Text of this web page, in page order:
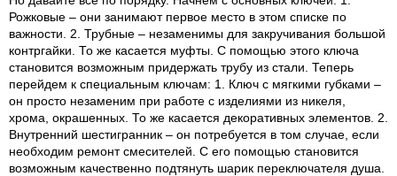
Рожковые – они занимают первое место в этом списке по
важности. 2. Трубные – незаменимы для закручивания большой
контргайки. То же касается муфты. С помощью этого ключа
становится возможным придержать трубу из стали. Теперь
перейдем к специальным ключам: 1. Ключ с мягкими губками –
он просто незаменим при работе с изделиями из никеля,
хрома, окрашенных. То же касается декоративных элементов. 2.
Внутренний шестигранник – он потребуется в том случае, если
необходим ремонт смесителей. С его помощью становится
возможным качественно подтянуть шарик переключателя душа.